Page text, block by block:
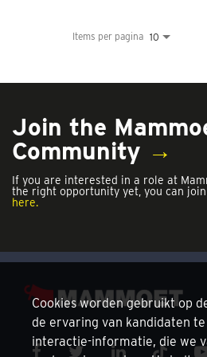
Items per pagina 10
Join the
Community →
If you are interested in a role at
the right opportunity yet, you can
here.
Cookies worden gebruikt op
de ervaring van kandidaten
interactie-informatie, die we